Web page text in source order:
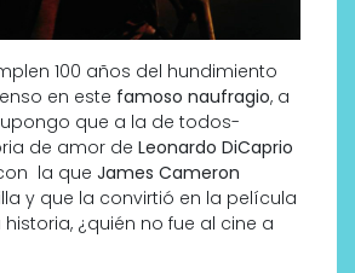
100 años del hundimiento
en este famoso naufragio, a
que a la de todos-
de amor de Leonardo DiCaprio
la que James Cameron
y que la convirtió en la película
¿quién no fue al cine a